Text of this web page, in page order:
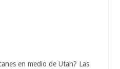
en medio de Utah? Las